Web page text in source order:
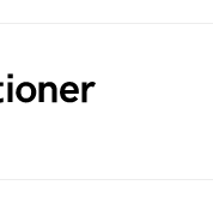
lektioner